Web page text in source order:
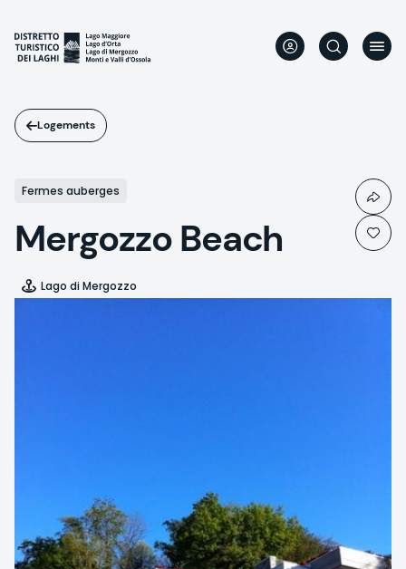
contenu
principal
Logements
Fermes auberges
Mergozzo Beach
Lago di Mergozzo